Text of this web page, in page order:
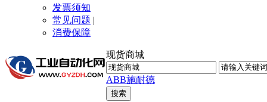
发票须知
常见问题 |
消费保障
现货商城
ABB施耐德